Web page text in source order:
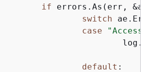
if errors.As(err, &ae)
switch
case
default :